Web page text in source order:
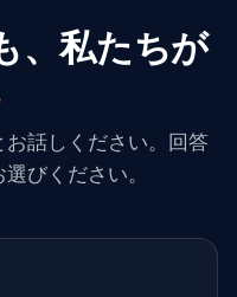
、私たちが
話しください。回答
びください。